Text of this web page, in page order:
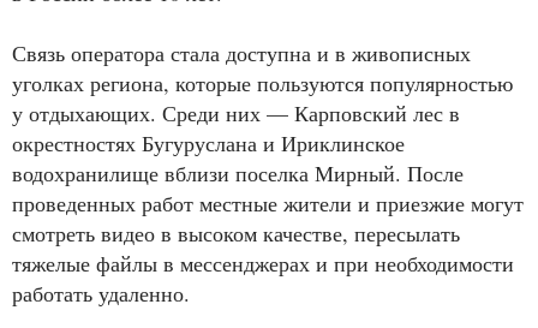
Связь оператора стала доступна и в живописных
уголках региона, которые пользуются популярностью
у отдыхающих. Среди них — Карповский лес в
окрестностях Бугуруслана и Ириклинское
водохранилище вблизи поселка Мирный. После
проведенных работ местные жители и приезжие могут
смотреть видео в высоком качестве, пересылать
тяжелые файлы в мессенджерах и при необходимости
работать удаленно.